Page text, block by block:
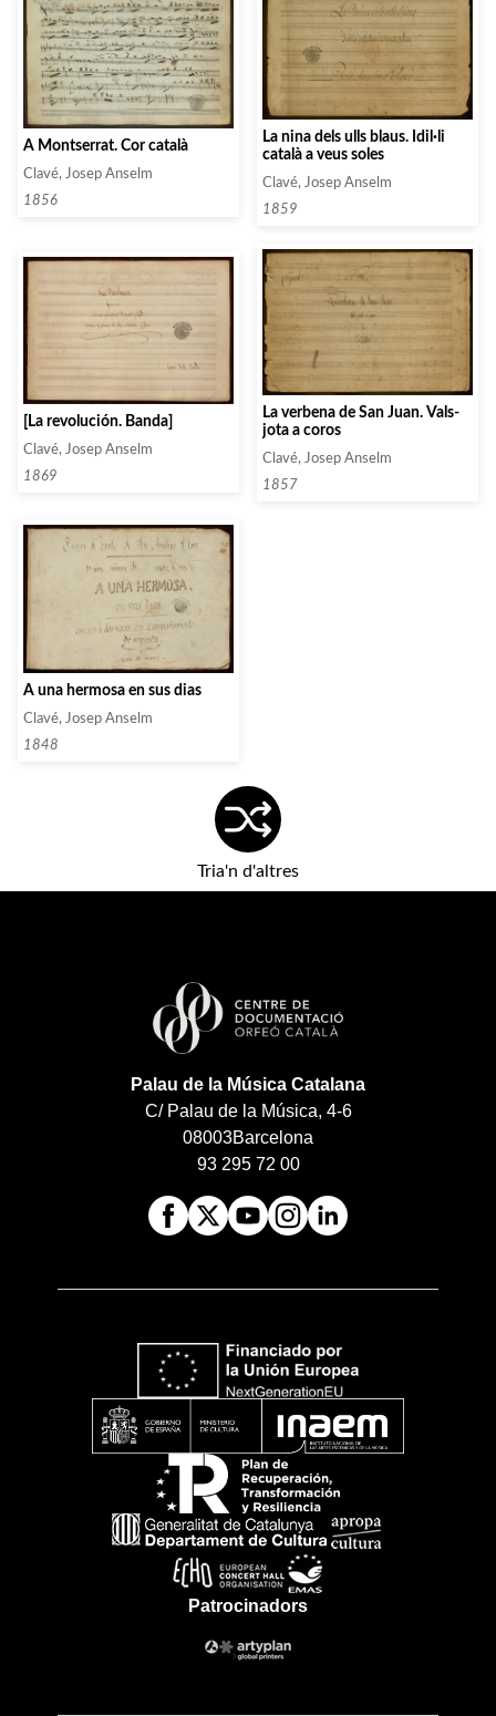
A Montserrat. Cor català
Clavé, Josep Anselm
1856
La nina dels ulls blaus. Idil·li
català a veus soles
Clavé, Josep Anselm
1859
[La revolución. Banda]
Clavé, Josep Anselm
1869
La verbena de San Juan. Vals-
jota a coros
Clavé, Josep Anselm
1857
A una hermosa en sus dias
Clavé, Josep Anselm
1848
Tria'n d'altres
Palau de la Música Catalana
C/ Palau de la Música, 4-6
08003Barcelona
93 295 72 00
Patrocinadors